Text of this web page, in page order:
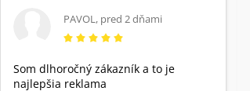
PAVOL, pred 2 dňami
Som dlhoročný zákazník a to je
najlepšia reklama